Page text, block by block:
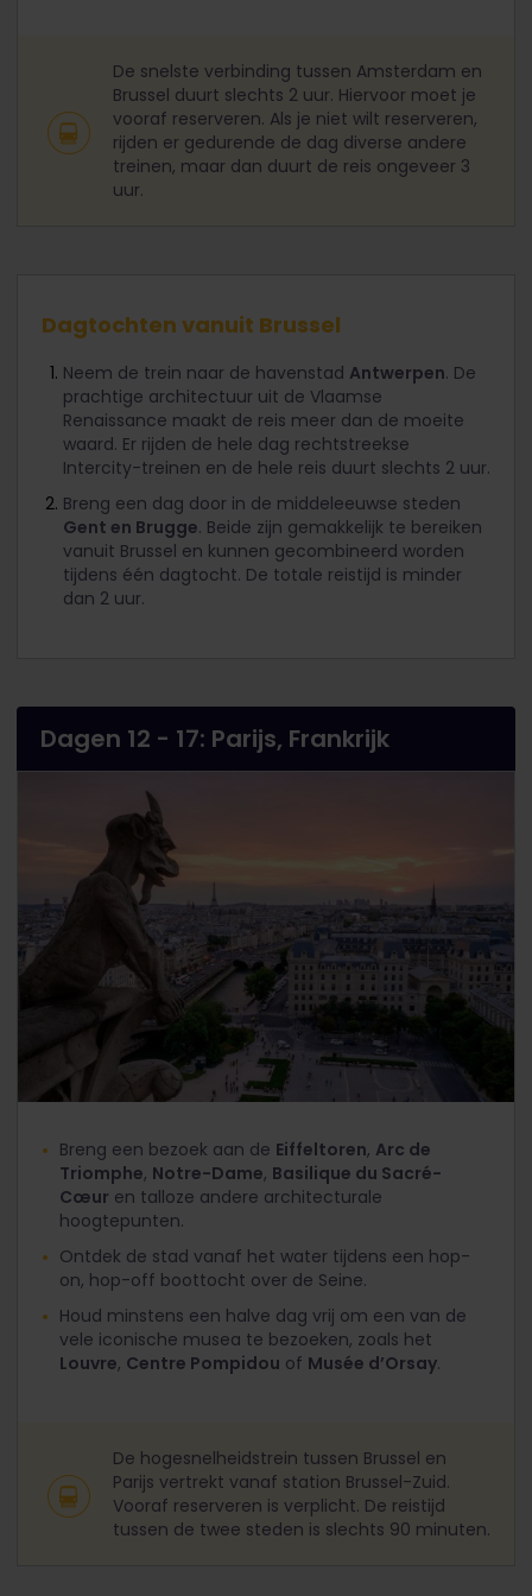
De snelste verbinding tussen Amsterdam en
Brussel duurt slechts 2 uur. Hiervoor moet je
vooraf reserveren. Als je niet wilt reserveren,
rijden er gedurende de dag diverse andere
treinen, maar dan duurt de reis ongeveer 3
uur.
Dagtochten vanuit Brussel
Neem de trein naar de havenstad Antwerpen. De
prachtige architectuur uit de Vlaamse
Renaissance maakt de reis meer dan de moeite
waard. Er rijden de hele dag rechtstreekse
Intercity-treinen en de hele reis duurt slechts 2 uur.
Breng een dag door in de middeleeuwse steden
Gent en Brugge. Beide zijn gemakkelijk te bereiken
vanuit Brussel en kunnen gecombineerd worden
tijdens één dagtocht. De totale reistijd is minder
dan 2 uur.
Dagen 12 - 17: Parijs, Frankrijk
Breng een bezoek aan de Eiffeltoren, Arc de
Triomphe, Notre-Dame, Basilique du Sacré-
Cœur en talloze andere architecturale
hoogtepunten.
Ontdek de stad vanaf het water tijdens een hop-
on, hop-off boottocht over de Seine.
Houd minstens een halve dag vrij om een van de
vele iconische musea te bezoeken, zoals het
Louvre, Centre Pompidou of Musée d’Orsay.
De hogesnelheidstrein tussen Brussel en
Parijs vertrekt vanaf station Brussel-Zuid.
Vooraf reserveren is verplicht. De reistijd
tussen de twee steden is slechts 90 minuten.